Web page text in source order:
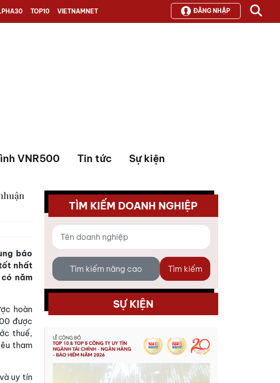
TOP10 VIETNAMNET ĐĂNG NHẬP
VNR500 Tin tức Sự kiện
báo
nhất
năm
hoàn
được
thuế,
tham
uy tín
TÌM KIẾM DOANH NGHIỆP
Tìm kiếm nâng cao Tìm kiếm
SỰ KIỆN